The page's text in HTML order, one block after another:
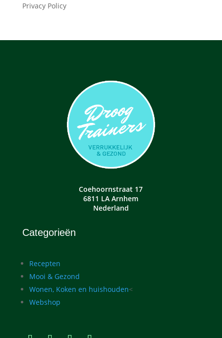
Privacy Policy
Coehoornstraat 17
6811 LA Arnhem
Nederland
Categorieën
Recepten
Mooi & Gezond
Wonen, Koken en huishouden<
Webshop